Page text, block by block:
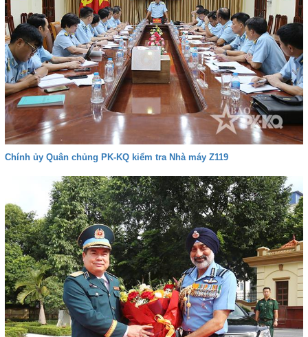
Chính ủy Quân chủng PK-KQ kiểm tra Nhà máy Z119